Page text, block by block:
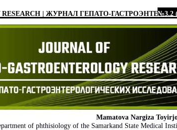
RESEARCH | ЖУРНАЛ ГЕПАТО- №3,2
Mamatova Nargiza
of phthisiology of the Samarkand State Medical